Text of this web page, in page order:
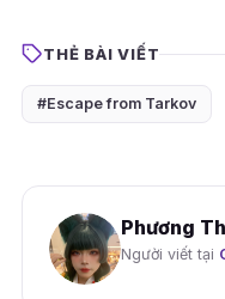
THẺ BÀI VIẾT
#Escape from Tarkov
Phương
Người viết tại